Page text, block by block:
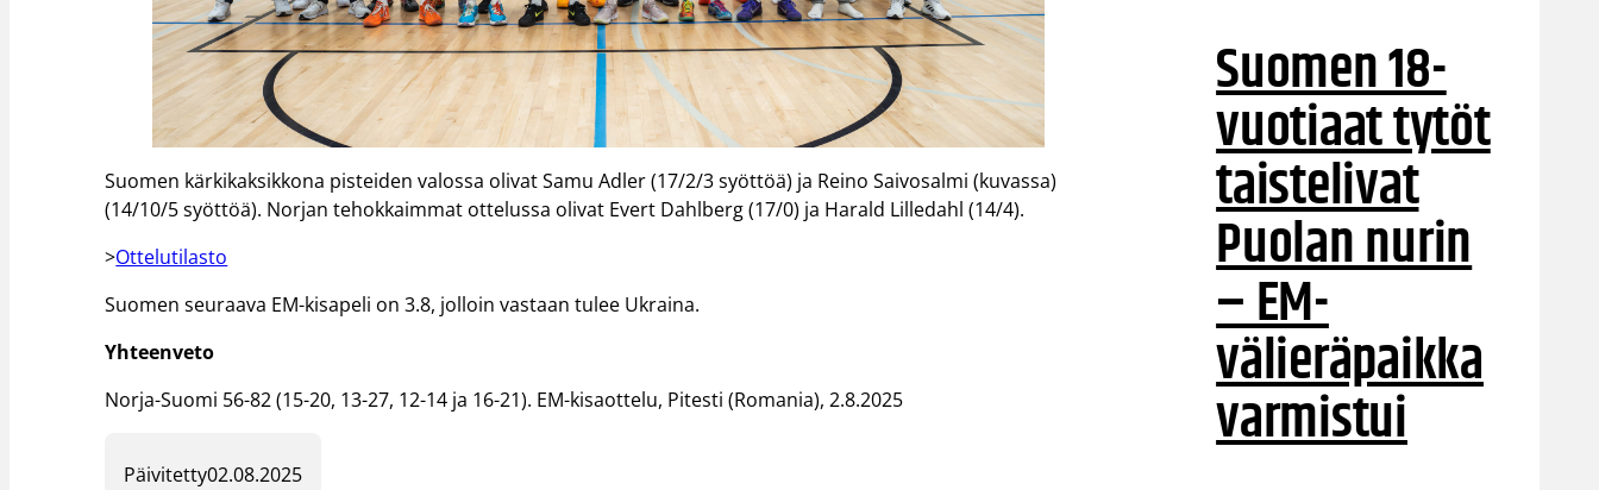
Suomen kärkikaksikkona pisteiden valossa olivat Samu Adler (17/2/3 syöttöä) ja Reino Saivosalmi (kuvassa)
(14/10/5 syöttöä). Norjan tehokkaimmat ottelussa olivat Evert Dahlberg (17/0) ja Harald Lilledahl (14/4).
>Ottelutilasto
Suomen seuraava EM-kisapeli on 3.8, jolloin vastaan tulee Ukraina.
Yhteenveto
Norja-Suomi 56-82 (15-20, 13-27, 12-14 ja 16-21). EM-kisaottelu, Pitesti (Romania), 2.8.2025
Päivitetty02.08.2025
Suomen 18-
vuotiaat tytöt
taistelivat
Puolan nurin
– EM-
välieräpaikka
varmistui